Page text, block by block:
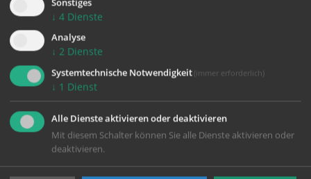
Sonstiges
↓ 4 Dienste
Analyse
↓ 2 Dienste
Systemtechnische Notwendigkeit (immer erforderlich)
↓ 1 Dienst
Alle Dienste aktivieren oder deaktivieren
Mit diesem Schalter können Sie alle Dienste aktivieren oder
deaktivieren.